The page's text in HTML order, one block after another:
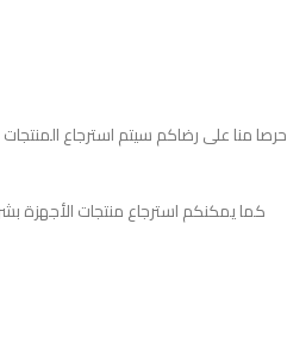
حرصا منا على رضاكم سيتم استرجاع
كما يمكنكم استرجاع منتجات الأجهزة